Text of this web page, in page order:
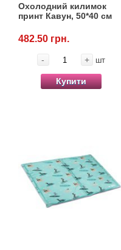
Охолодний килимок
принт Кавун, 50*40 см
482.50 грн.
- + шт
Купити